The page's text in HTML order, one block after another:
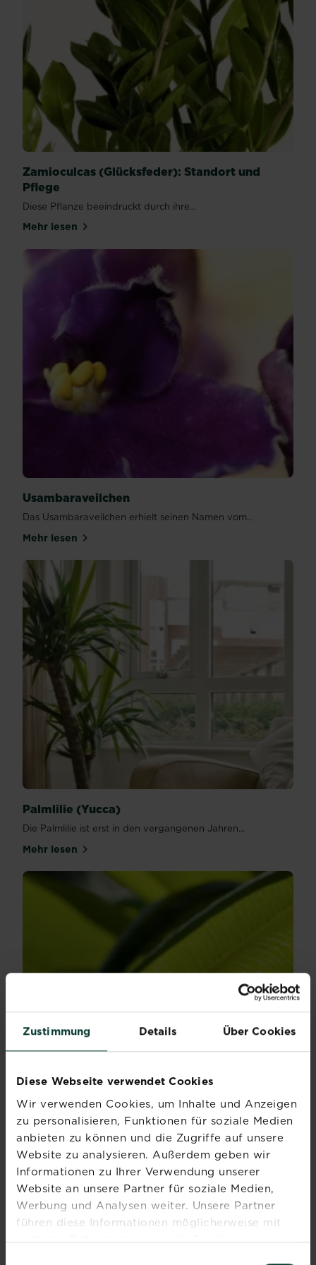
Zustimmung Details Über Cookies
Diese Webseite verwendet Cookies
Wir verwenden Cookies, um Inhalte und Anzeigen
zu personalisieren, Funktionen für soziale Medien
anbieten zu können und die Zugriffe auf unsere
Website zu analysieren. Außerdem geben wir
Informationen zu Ihrer Verwendung unserer
Website an unsere Partner für soziale Medien,
Werbung und Analysen weiter. Unsere Partner
führen diese Informationen möglicherweise mit
weiteren Daten zusammen, die Sie ihnen
Zamioculcas (Glücksfeder): Standort und
Pflege
Diese Pflanze beeindruckt durch ihre...
Mehr lesenüber Zamioculcas (Glücksfeder): Standort und
Usambaraveilchen
Das Usambaraveilchen erhielt seinen Namen vom...
Mehr lesenüber Usambaraveilchen
Palmlilie (Yucca)
Die Palmlilie ist erst in den vergangenen Jahren...
Mehr lesenüber Palmlilie (Yucca)
Madagaskarpalme
Die Madagaskarpalme mit ihrem baumähnlichen Wuchs...
Mehr lesenüber Madagaskarpalme